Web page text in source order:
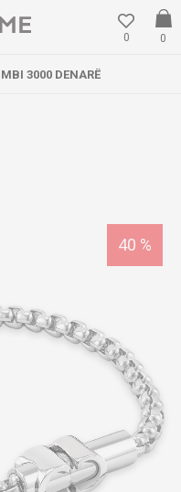
0
0
3000 DENARË
40 %